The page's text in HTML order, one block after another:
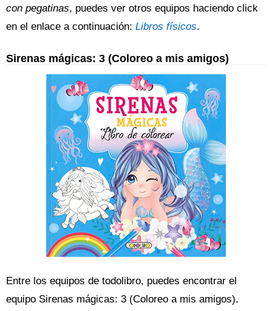
con pegatinas, puedes ver otros equipos haciendo click
en el enlace a continuación: Libros físicos.
Sirenas mágicas: 3 (Coloreo a mis amigos)
Entre los equipos de todolibro, puedes encontrar el
equipo Sirenas mágicas: 3 (Coloreo a mis amigos).